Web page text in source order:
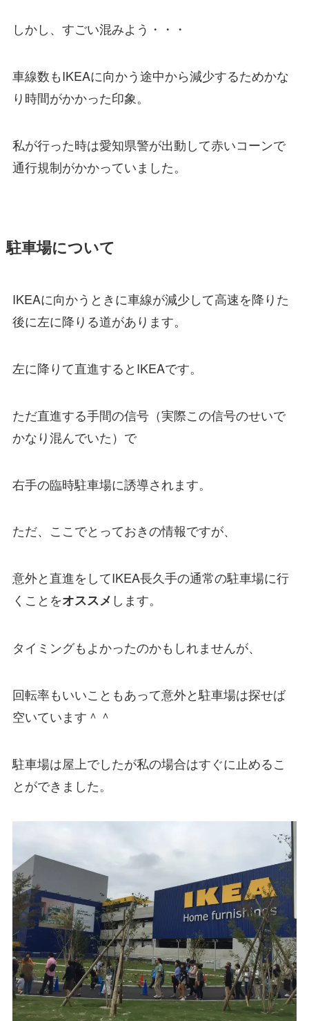
しかし、すごい混みよう・・・
車線数もIKEAに向かう途中から減少するためかな
り時間がかかった印象。
私が行った時は愛知県警が出動して赤いコーンで
通行規制がかかっていました。
駐車場について
IKEAに向かうときに車線が減少して高速を降りた
後に左に降りる道があります。
左に降りて直進するとIKEAです。
ただ直進する手間の信号（実際この信号のせいで
かなり混んでいた）で
右手の臨時駐車場に誘導されます。
ただ、ここでとっておきの情報ですが、
意外と直進をしてIKEA長久手の通常の駐車場に行
くことをオススメ します。
タイミングもよかったのかもしれませんが、
回転率もいいこともあって意外と駐車場は探せば
空いています＾＾
駐車場は屋上でしたが私の場合はすぐに止めるこ
とができました。